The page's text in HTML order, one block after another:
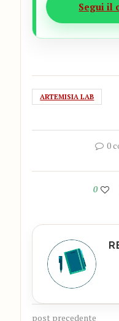
Segui il
ARTEMISIA LAB
0
0
post precedente